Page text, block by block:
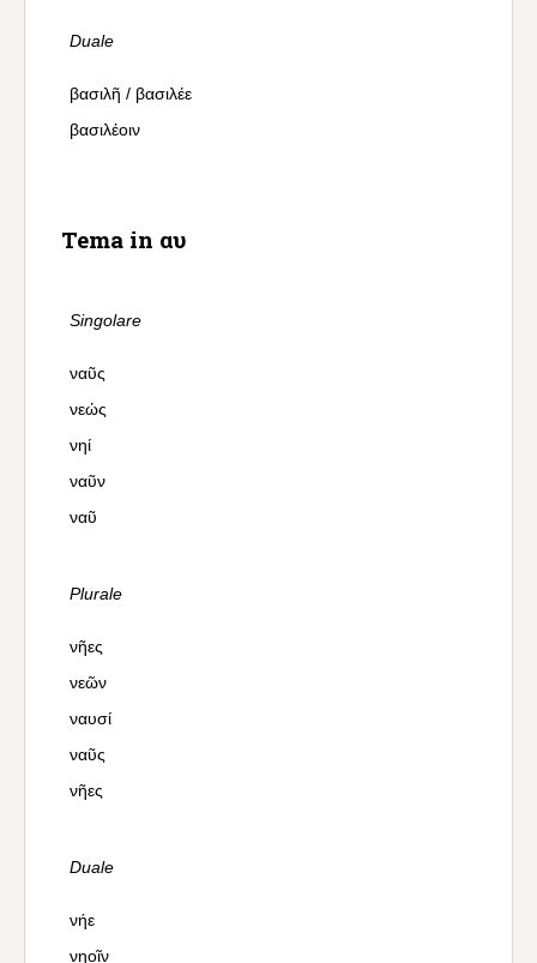
Duale
βασιλῆ / βασιλέε
βασιλέοιν
Tema in αυ
Singolare
ναῦς
νεώς
νηί
ναῦν
ναῦ
Plurale
νῆες
νεῶν
ναυσί
ναῦς
νῆες
Duale
νήε
νηοῖν